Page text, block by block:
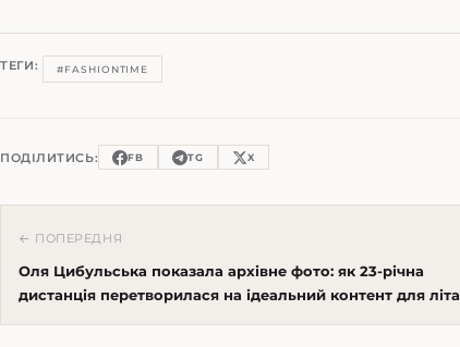
ТЕГИ: #FASHIONTIME
ПОДІЛИТИСЬ: FB TG X
← ПОПЕРЕДНЯ
Оля Цибульська показала архівне фото: як 23-річна
дистанція перетворилася на ідеальний контент для літа